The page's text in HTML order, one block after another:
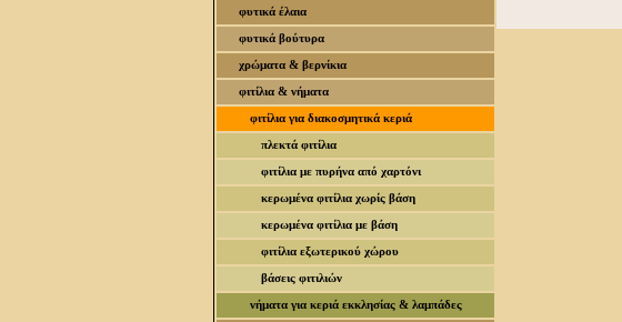
φυτικά έλαια
φυτικά βούτυρα
χρώματα & βερνίκια
φιτίλια & νήματα
φιτίλια για διακοσμητικά κεριά
πλεκτά φιτίλια
φιτίλια με πυρήνα από χαρτόνι
κερωμένα φιτίλια χωρίς βάση
κερωμένα φιτίλια με βάση
φιτίλια εξωτερικού χώρου
βάσεις φιτιλιών
νήματα για κεριά εκκλησίας & λαμπάδες